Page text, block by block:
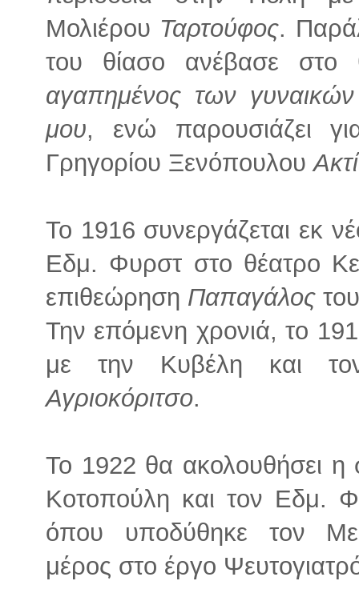
Μολιέρου Ταρτούφος.
του θίασο ανέβασε
αγαπημένος των γυναικών
μου, ενώ παρουσιάζει
Γρηγορίου Ξενόπουλου
Το 1916 συνεργάζεται εκ
Εδμ. Φυρστ στο θέατρο
επιθεώρηση Παπαγάλος
Την επόμενη χρονιά, το
με την Κυβέλη και
Αγριοκόριτσο.
Το 1922 θα ακολουθήσει η
Κοτοπούλη και τον Εδμ.
όπου υποδύθηκε τον
μέρος στο έργο